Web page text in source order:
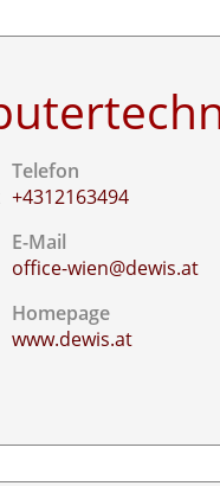
Telefon
+4312163494
E-Mail
office-wien@dewis.at
Homepage
www.dewis.at